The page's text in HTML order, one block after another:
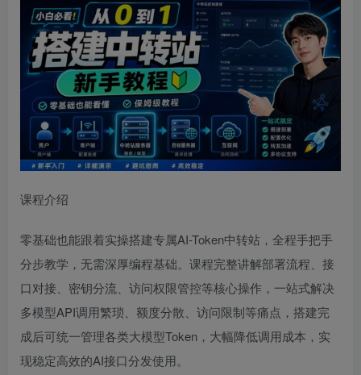
课程介绍
零基础也能跟着实操搭建专属AI-Token中转站，全程手把手
分步教学，无需深厚编程基础。课程完整讲解部署流程、接
口对接、密钥分流、访问权限管控等核心操作，一站式解决
多模型API调用繁琐、额度分散、访问限制等痛点，搭建完
成后可统一管理各类大模型Token，大幅降低调用成本，实
现稳定高效的AI接口分发使用。